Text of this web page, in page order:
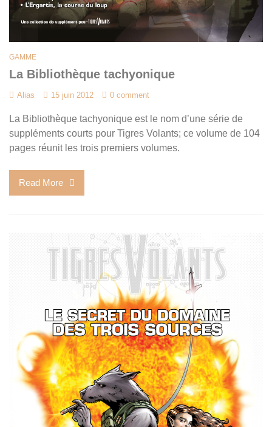
GAMME
La Bibliothèque tachyonique
Alias 15 juin 2012 0 comment
La Bibliothèque tachyonique est le nom d’une série de
suppléments courts pour Tigres Volants; ce volume de 104
pages réunit les trois premiers volumes.
Read More